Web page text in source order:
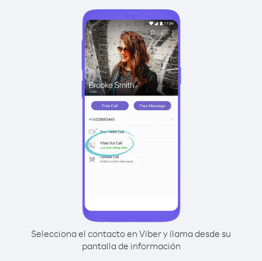
Selecciona el contacto en Viber y llama desde su
pantalla de información